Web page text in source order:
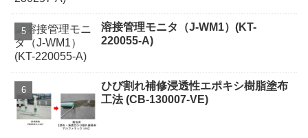
溶接管理モニタ（J-WM1）(KT-
220055-A)
ひび割れ補修浸透性エポキシ樹脂塗布
工法 (CB-130007-VE)